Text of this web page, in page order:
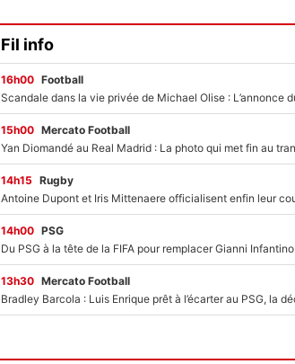
Fil info
16h00 Football
15h00 Mercato Football
14h15 Rugby
14h00 PSG
13h30 Mercato Football